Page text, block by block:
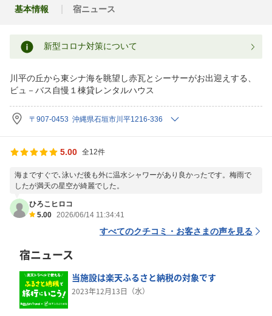
基本情報 宿ニュース
新型コロナ対策について
川平の丘から東シナ海を眺望し赤瓦とシーサーがお出迎えする、
ビュ－バス自慢１棟貸レンタルハウス
〒907-0453 沖縄県石垣市川平1216-336
5.00 全12件
海まですぐで､泳いだ後も外に温水シャワーがあり良かったです。梅雨で
したが満天の星空が綺麗でした。
ひろこヒロコ
5.00 2026/06/14 11:34:41
すべてのクチコミ・お客さまの声を見る
宿ニュース
当施設は楽天ふるさと納税の対象です
2023年12月13日（水）